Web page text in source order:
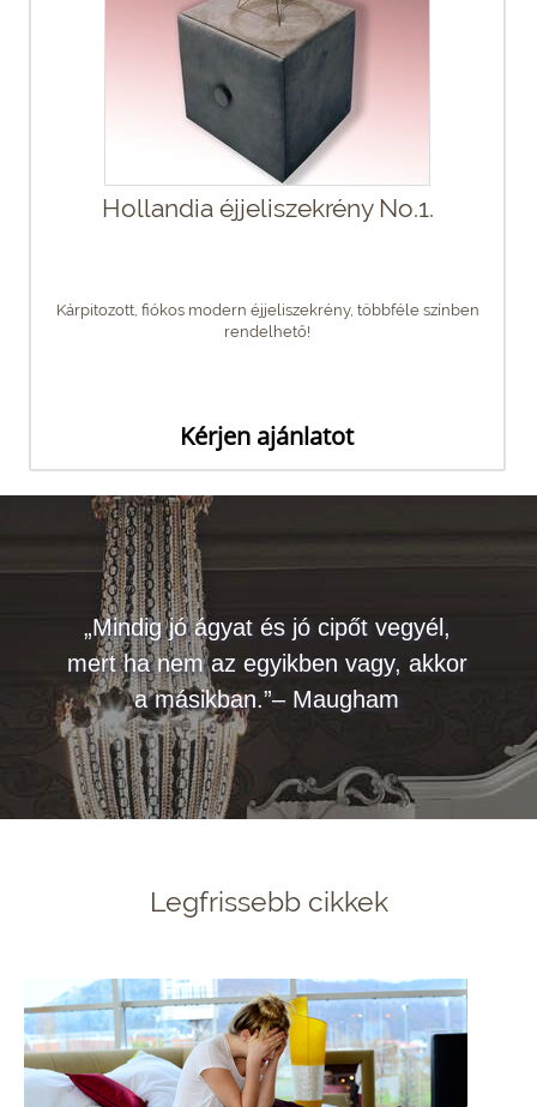
Hollandia éjjeliszekrény No.1.
Kárpitozott, fiókos modern éjjeliszekrény, többféle színben
rendelhető!
Kérjen ajánlatot
„Mindig jó ágyat és jó cipőt vegyél,
mert ha nem az egyikben vagy, akkor
a másikban.”– Maugham
Legfrissebb cikkek